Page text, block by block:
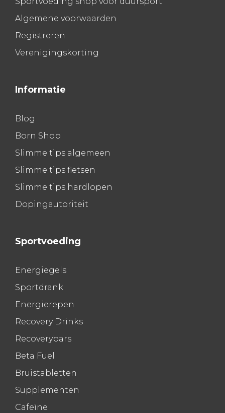
Algemene voorwaarden
Registreren
Verenigingskorting
Informatie
Blog
Born Shop
Slimme tips algemeen
Slimme tips fietsen
Slimme tips hardlopen
Dopingautoriteit
Sportvoeding
Energiegels
Sportdrank
Energierepen
Recovery Drinks
Recoverybars
Beta Fuel
Bruistabletten
Supplementen
Cafeïne